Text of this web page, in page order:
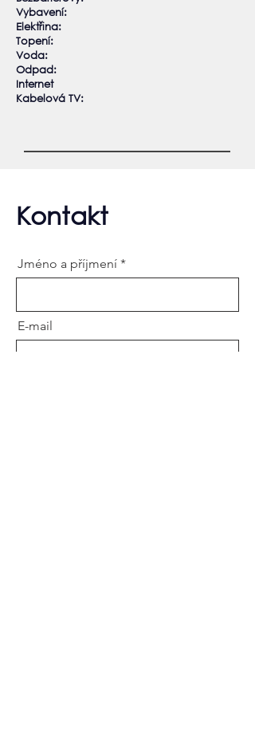
Vybavení:
Elektřina:
Topení:
Voda:
Odpad:
Internet
Kabelová TV:
Kontakt
Jméno a příjmení
E-mail